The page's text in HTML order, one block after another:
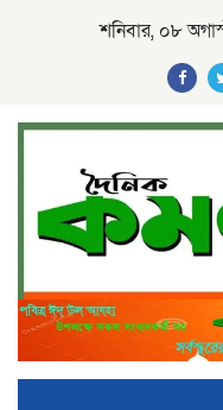
শনিবার, ০৮